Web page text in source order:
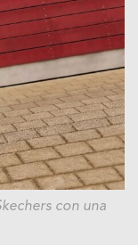
con una